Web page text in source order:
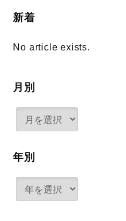
新着
No article exists.
月別
年別